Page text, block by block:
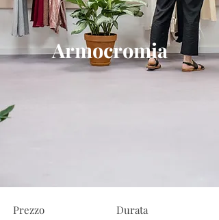
Armocromia
Prezzo Durata